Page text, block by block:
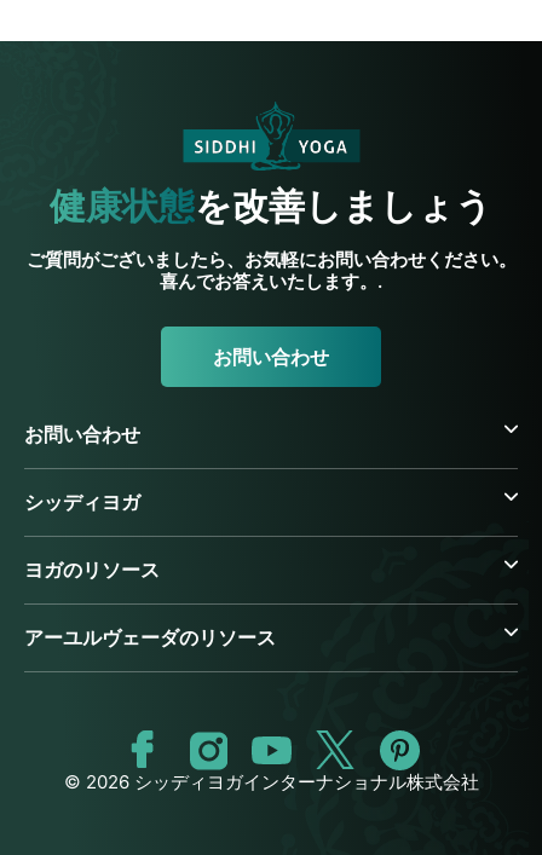
健康状態を改善しましょう
ご質問がございましたら、お気軽にお問い合わせください。
喜んでお答えいたします。.
お問い合わせ
お問い合わせ
シッディヨガ
ヨガのリソース
アーユルヴェーダのリソース
© 2026 シッディヨガインターナショナル株式会社